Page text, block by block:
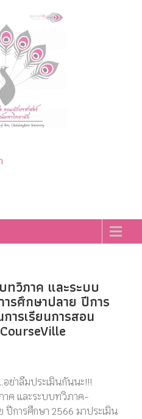
คณะอักษร
ลงกรณ์
าลัย
ทวิภาค และระบบ
รศึกษาปลาย ปีการ
ารเรียนการสอน
ย่าลืมประเมินกันนะ!!!
ค และระบบทวิภาค-
ปีการศึกษา 2566 มาประเมิน